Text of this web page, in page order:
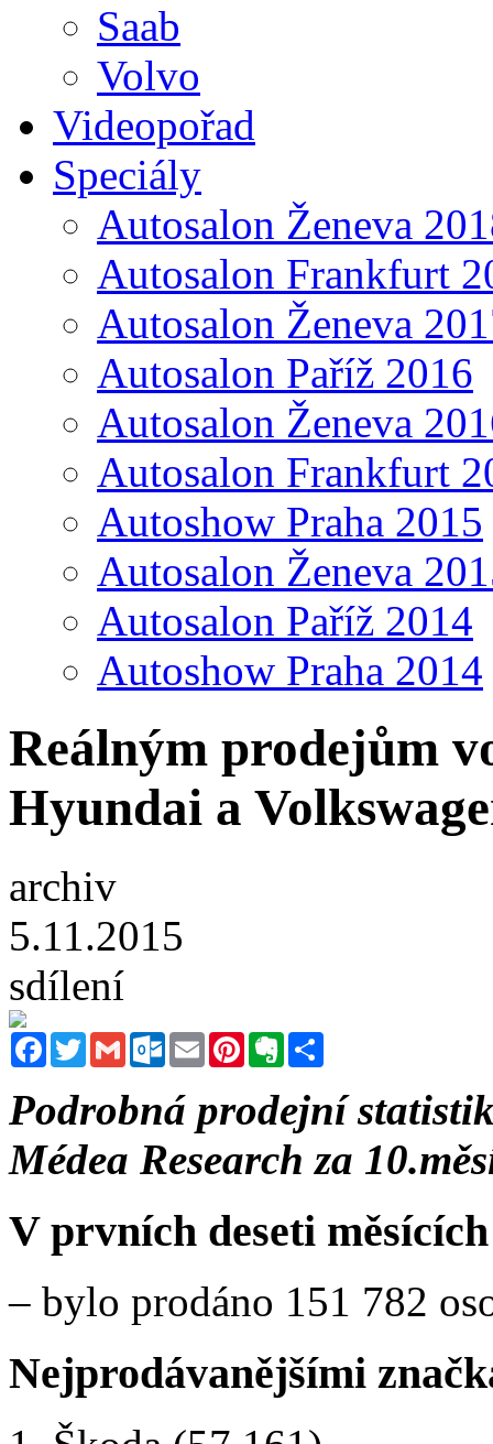
Saab
Volvo
Videopořad
Speciály
Autosalon Ženeva
Autosalon Frankfurt
Autosalon Ženeva
Autosalon Paříž 2016
Autosalon Ženeva
Autosalon Frankfurt
Autoshow Praha 2015
Autosalon Ženeva
Autosalon Paříž 2014
Autoshow Praha 2014
Reálným prodejům
Hyundai a
archiv
5.11.2015
sdílení
FacebookTwitterGmail Outlook.com
Email PinterestEvernote
Podrobná prodejní
Médea Research za
V prvních deseti
– bylo prodáno 151 782
Nejprodávanějšími